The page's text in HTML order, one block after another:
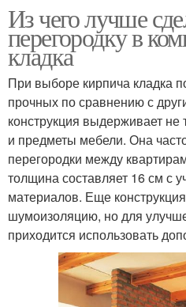
Из чего лучше
перегородку в
кладка
При выборе кирпича кладка
прочных по сравнению с
конструкция выдерживает не
и предметы мебели. Она
перегородки между
толщина составляет 16 см с
материалов. Еще
шумоизоляцию, но для
приходится использовать